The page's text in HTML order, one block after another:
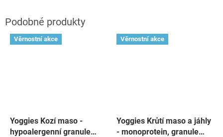
Věrnostní akce
Yoggies Kozí maso -
hypoalergenní granule
Věrnostní akce
Yoggies Krůtí maso a jáhly
- monoprotein, granule